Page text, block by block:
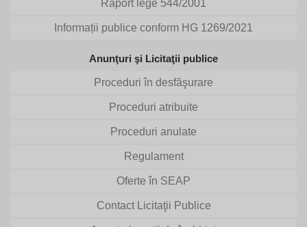
Raport lege 544/2001
Informații publice conform HG 1269/2021
Anunţuri şi Licitaţii publice
Proceduri în desfăşurare
Proceduri atribuite
Proceduri anulate
Regulament
Oferte în SEAP
Contact Licitaţii Publice